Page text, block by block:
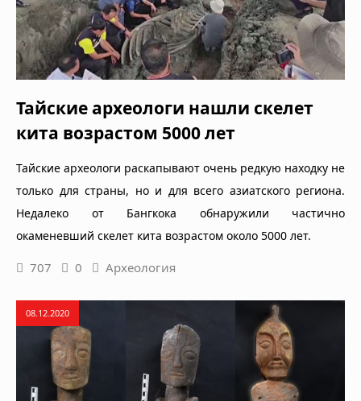
Тайские археологи нашли скелет
кита возрастом 5000 лет
Тайские археологи раскапывают очень редкую находку не
только для страны, но и для всего азиатского региона.
Недалеко от Бангкока обнаружили частично
окаменевший скелет кита возрастом около 5000 лет.
707 0 Археология
08.12.2020